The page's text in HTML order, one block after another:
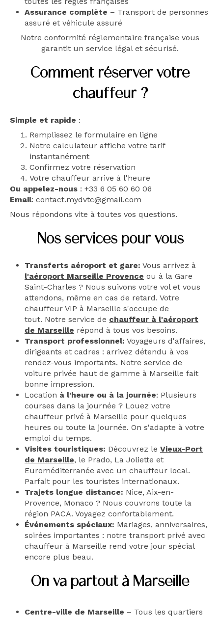
Assurance complète – Transport de personnes
assuré et véhicule assuré
Notre conformité réglementaire française vous
garantit un service légal et sécurisé.
Comment réserver votre
chauffeur ?
Simple et rapide :
Remplissez le formulaire en ligne
Notre calculateur affiche votre tarif
instantanément
Confirmez votre réservation
Votre chauffeur arrive à l'heure
Ou appelez-nous : +33 6 05 60 60 06
Email: contact.mydvtc@gmail.com
Nous répondons vite à toutes vos questions.
Nos services pour vous
Transferts aéroport et gare: Vous arrivez à
l'aéroport Marseille Provence ou à la Gare
Saint-Charles ? Nous suivons votre vol et vous
attendons, même en cas de retard. Votre
chauffeur VIP à Marseille s'occupe de
tout. Notre service de chauffeur à l'aéroport
de Marseille répond à tous vos besoins.
Transport professionnel: Voyageurs d'affaires,
dirigeants et cadres : arrivez détendu à vos
rendez-vous importants. Notre service de
voiture privée haut de gamme à Marseille fait
bonne impression.
Location à l'heure ou à la journée: Plusieurs
courses dans la journée ? Louez votre
chauffeur privé à Marseille pour quelques
heures ou toute la journée. On s'adapte à votre
emploi du temps.
Visites touristiques: Découvrez le Vieux-Port
de Marseille, le Prado, La Joliette et
Euroméditerranée avec un chauffeur local.
Parfait pour les touristes internationaux.
Trajets longue distance: Nice, Aix-en-
Provence, Monaco ? Nous couvrons toute la
région PACA. Voyagez confortablement.
Événements spéciaux: Mariages, anniversaires,
soirées importantes : notre transport privé avec
chauffeur à Marseille rend votre jour spécial
encore plus beau.
On va partout à Marseille
Centre-ville de Marseille – Tous les quartiers